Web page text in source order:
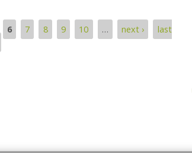
6 7 8 9 10 … next ›
last